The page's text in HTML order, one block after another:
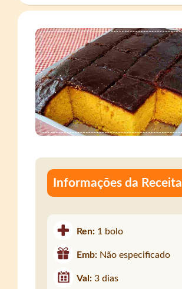
Informações da Receita
Ren: 1 bolo
Emb: Não especificado
Val:3 dias